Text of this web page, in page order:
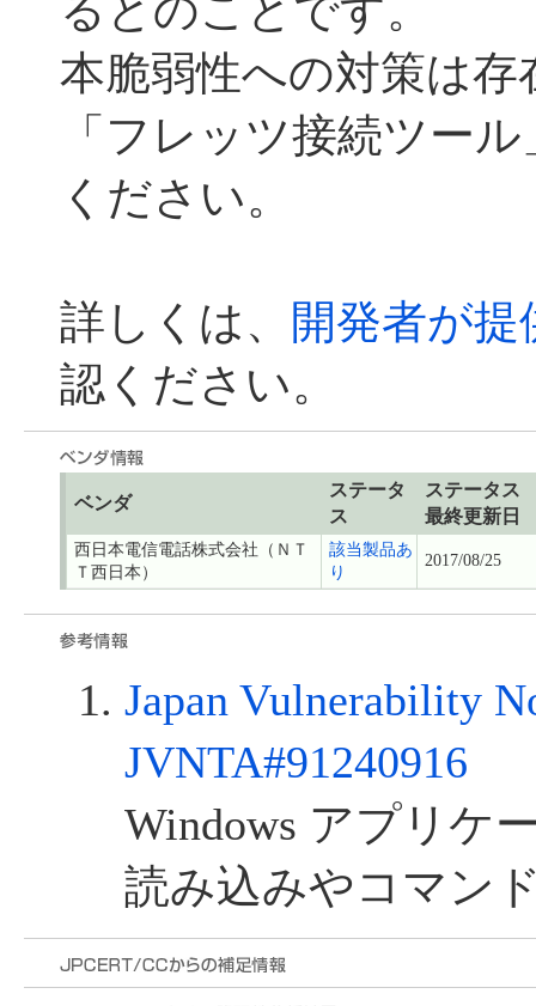
るとのことです。
本脆弱性への対策は
「フレッツ接続ツー
ください。
詳しくは、
開発者が
認ください。
ベンダ
ステータ
ス
ステータス
最終更新日
西日本電信電話株式会社（ＮＴ
Ｔ西日本）
該当製品あ
り
2017/08/25
Japan Vulnerability
JVNTA#91240916
Windows アプリケ
読み込みやコマン